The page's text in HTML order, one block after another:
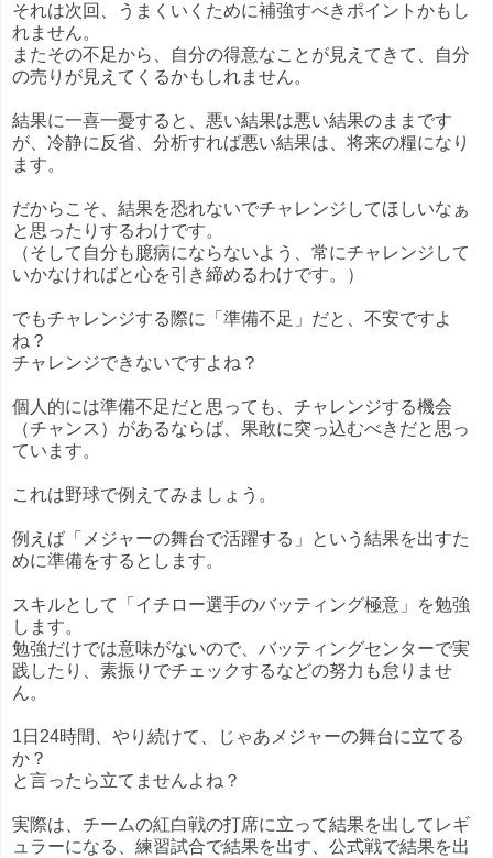
それは次回、うまくいくために補強すべきポイントかもし
れません。
またその不足から、自分の得意なことが見えてきて、自分
の売りが見えてくるかもしれません。
結果に一喜一憂すると、悪い結果は悪い結果のままです
が、冷静に反省、分析すれば悪い結果は、将来の糧になり
ます。
だからこそ、結果を恐れないでチャレンジしてほしいなぁ
と思ったりするわけです。
（そして自分も臆病にならないよう、常にチャレンジして
いかなければと心を引き締めるわけです。）
でもチャレンジする際に「準備不足」だと、不安ですよ
ね？
チャレンジできないですよね？
個人的には準備不足だと思っても、チャレンジする機会
（チャンス）があるならば、果敢に突っ込むべきだと思っ
ています。
これは野球で例えてみましょう。
例えば「メジャーの舞台で活躍する」という結果を出すた
めに準備をするとします。
スキルとして「イチロー選手のバッティング極意」を勉強
します。
勉強だけでは意味がないので、バッティングセンターで実
践したり、素振りでチェックするなどの努力も怠りませ
ん。
1日24時間、やり続けて、じゃあメジャーの舞台に立てる
か？
と言ったら立てませんよね？
実際は、チームの紅白戦の打席に立って結果を出してレギ
ュラーになる、練習試合で結果を出す、公式戦で結果を出